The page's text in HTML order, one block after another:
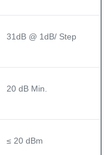
31dB @ 1dB/ Step
20 dB Min.
≤ 20 dBm